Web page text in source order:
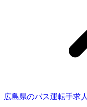
広島県のバス運転手求人